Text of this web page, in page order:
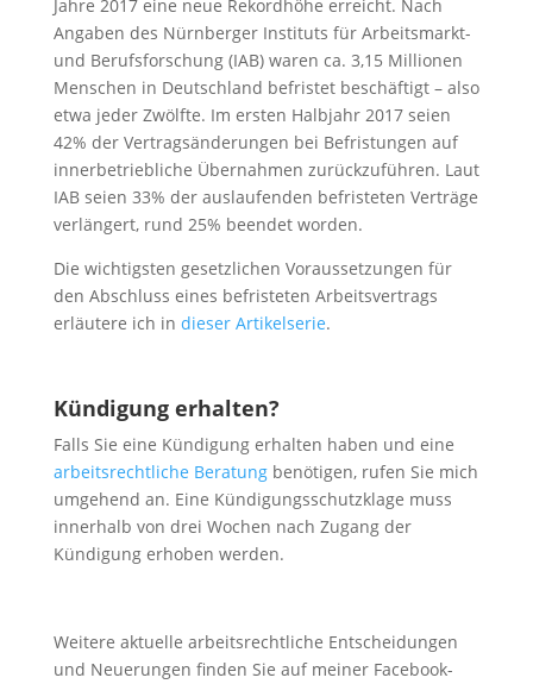
Jahre 2017 eine neue Rekordhöhe erreicht. Nach
Angaben des Nürnberger Instituts für Arbeitsmarkt-
und Berufsforschung (IAB) waren ca. 3,15 Millionen
Menschen in Deutschland befristet beschäftigt – also
etwa jeder Zwölfte. Im ersten Halbjahr 2017 seien
42% der Vertragsänderungen bei Befristungen auf
innerbetriebliche Übernahmen zurückzuführen. Laut
IAB seien 33% der auslaufenden befristeten Verträge
verlängert, rund 25% beendet worden.
Die wichtigsten gesetzlichen Voraussetzungen für
den Abschluss eines befristeten Arbeitsvertrags
erläutere ich in dieser Artikelserie.
Kündigung erhalten?
Falls Sie eine Kündigung erhalten haben und eine
arbeitsrechtliche Beratungbenötigen, rufen Sie mich
umgehend an. Eine Kündigungsschutzklage muss
innerhalb von drei Wochen nach Zugang der
Kündigung erhoben werden.
Weitere aktuelle arbeitsrechtliche Entscheidungen
und Neuerungen finden Sie auf meiner Facebook-